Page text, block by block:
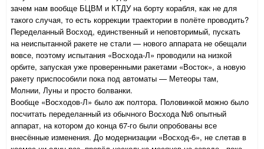
зачем нам вообще БЦВМ и КТДУ на борту корабля, как не для
такого случая, то есть коррекции траектории в полёте проводить?
Переделанный Восход, единственный и неповторимый, пускать
на неиспытанной ракете не стали — нового аппарата не обещали
вовсе, поэтому испытания «Восхода-Л» проводили на низкой
орбите, запуская уже проверенными ракетами «Восток», а новую
ракету приспособили пока под автоматы — Метеоры там,
Молнии, Луны и просто болванки.
Вообще «Восходов-Л» было аж полтора. Половинкой можно было
посчитать переделанный из обычного Восхода №6 опытный
аппарат, на котором до конца 67-го были опробованы все
внесённые изменения. До модернизации «Восход-6», не слетав в